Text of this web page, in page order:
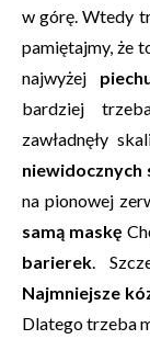
w górę. Wtedy
pamiętajmy, że
najwyżej
bardziej
zawładnęły
niewidocznych
na pionowej
samą maskę
barierek.
Najmniejsze
Dlatego trzeba